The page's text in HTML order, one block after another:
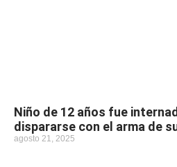
Niño de 12 años fue
dispararse con el arma de
agosto 21, 2025